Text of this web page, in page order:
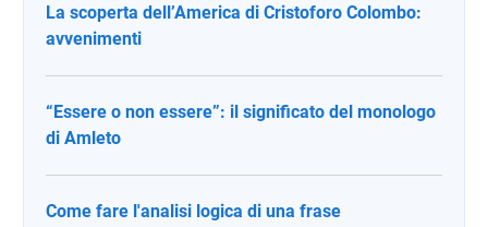
La scoperta dell’America di Cristoforo Colombo:
avvenimenti
“Essere o non essere”: il significato del monologo
di Amleto
Come fare l'analisi logica di una frase